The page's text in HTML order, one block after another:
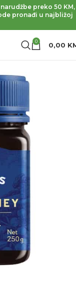
preko 50 KM,
pronađi u najbližoj
0 0,00